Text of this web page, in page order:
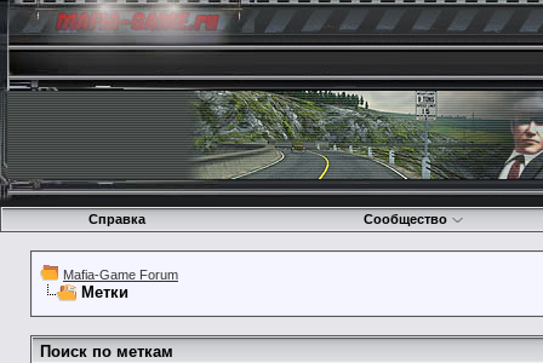
Справка Сообщество
Mafia-Game Forum
Метки
Поиск по меткам